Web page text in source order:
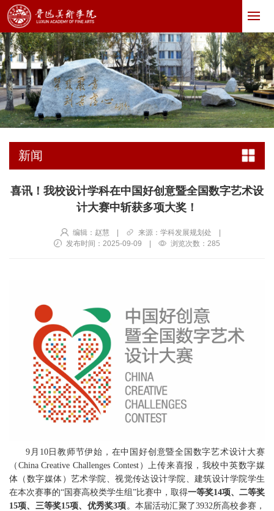
新闻
喜讯！我校设计学科在中国好创意暨全国数字艺术设
计大赛中斩获多项大奖！
编辑：赵慧 | 来源：学科发展规划处
|
发布时间：2025-09-09
| 浏览次数： 285
9月10日教师节伊始，在中国好创意暨全国数字艺术设计大赛
（China Creative Challenges Contest）上传来喜报，我校中英数字媒
体（数字媒体）艺术学院、视觉传达设计学院、建筑设计学院学生
在本次赛事的“国赛高校类学生组”比赛中，取得一等奖14项、二等奖
15项、三等奖15项、优秀奖3项 。本届活动汇聚了3932所高校参赛，